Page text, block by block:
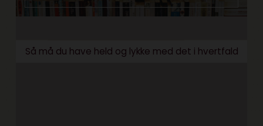
Så må du have held og lykke med det i hvertfald